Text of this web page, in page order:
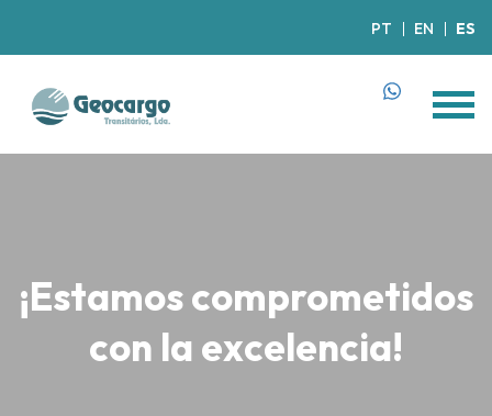
PT EN ES
¡Estamos comprometidos
con la excelencia!